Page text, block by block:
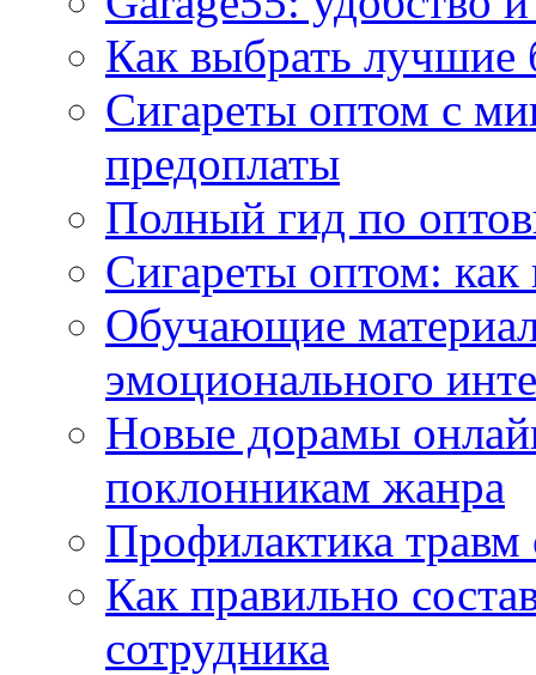
Как выбрать
Сигареты оптом с
предоплаты
Полный гид по
Сигареты оптом:
Обучающие
эмоционального
Новые дорамы
поклонникам жанра
Профилактика травм
Как правильно
сотрудника